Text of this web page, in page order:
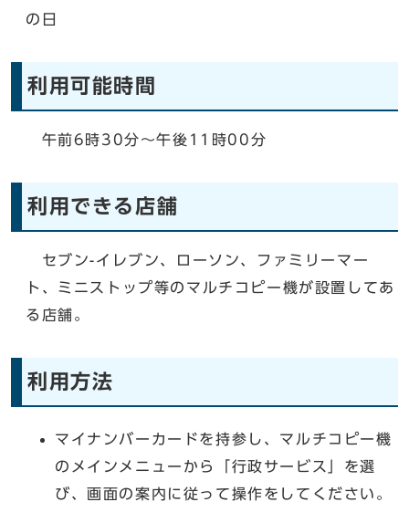
の日
利用可能時間
午前6時30分～午後11時00分
利用できる店舗
セブン-イレブン、ローソン、ファミリーマー
ト、ミニストップ等のマルチコピー機が設置してあ
る店舗。
利用方法
マイナンバーカードを持参し、マルチコピー機
のメインメニューから「行政サービス」を選
び、画面の案内に従って操作をしてください。